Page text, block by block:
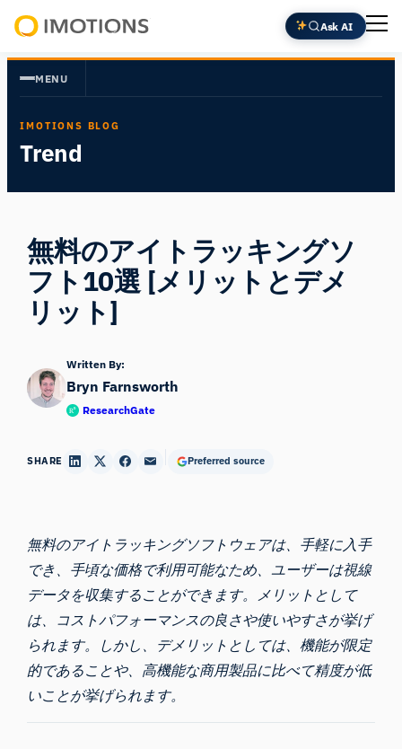
内
容
を
ス
ッ
プ
Insight
Ask AI
MENU
IMOTIONS BLOG
Trend
無料のアイトラッキングソ
フト10選 [メリットとデメ
リット]
Written By:
Bryn Farnsworth
ResearchGate
SHARE Preferred source
無料のアイトラッキングソフトウェアは、手軽に入手
でき、手頃な価格で利用可能なため、ユーザーは視線
データを収集することができます。メリットとして
は、コストパフォーマンスの良さや使いやすさが挙げ
られます。しかし、デメリットとしては、機能が限定
的であることや、高機能な商用製品に比べて精度が低
いことが挙げられます。